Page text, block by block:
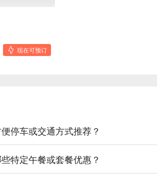
现在可预订
停车或交通方式推荐？
特定午餐或套餐优惠？